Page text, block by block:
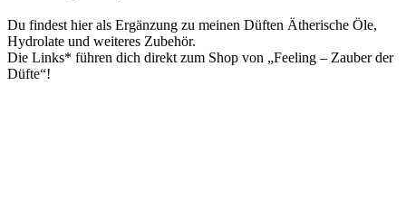
Du findest hier als Ergänzung zu meinen Düften Ätherische Öle,
Hydrolate und weiteres Zubehör.
Die Links* führen dich direkt zum Shop von „Feeling – Zauber der
Düfte“!